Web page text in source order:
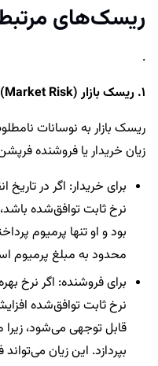
ریسک‌های
ریسک بازار به نوسانات
زیان خریدار یا فروشنده
برای خریدار: اگر در تاریخ
نرخ ثابت توافق‌شده
بود و او تنها پرمیوم
محدود به مبلغ پرمیوم
برای فروشنده: اگر نرخ بهره
نرخ ثابت توافق‌شده
قابل توجهی می‌شود، زیرا
بپردازد. این زیان می‌تواند